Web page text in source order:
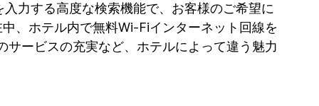
力する高度な検索機能で、お客様のご希望に
、ホテル内で無料Wi-Fiインターネット回線を
ービスの充実など、ホテルによって違う魅力